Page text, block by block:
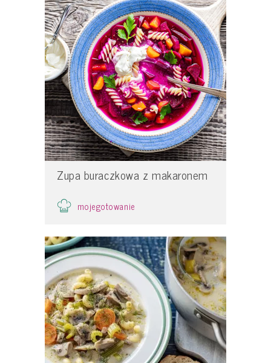
Zupa buraczkowa z makaronem
mojegotowanie